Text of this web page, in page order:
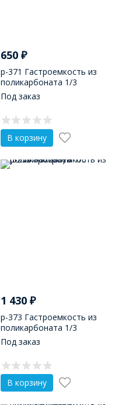
650₽
р-371 Гастроемкость из
поликарбоната 1/3
(325х175х100)
Под заказ
В корзину
1 430₽
р-373 Гастроемкость из
поликарбоната 1/3
(325х175х200)
Под заказ
В корзину